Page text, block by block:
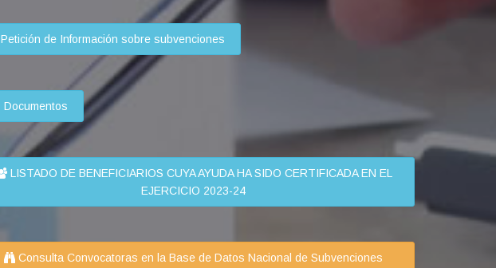
Petición de Información sobre subvenciones
Documentos
LISTADO DE BENEFICIARIOS CUYA AYUDA HA SIDO CERTIFICADA EN EL
EJERCICIO 2023-24
Consulta Convocatoras en la Base de Datos Nacional de Subvenciones